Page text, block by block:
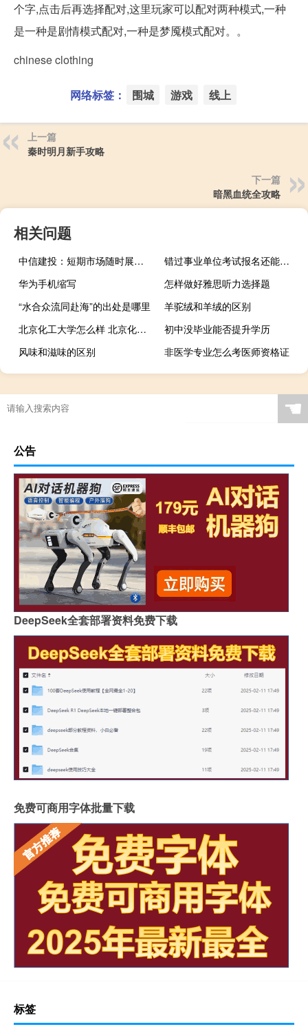
个字,点击后再选择配对,这里玩家可以配对两种模式,一种
是一种是剧情模式配对,一种是梦魇模式配对。。
chinese clothing
网络标签： 围城 游戏 线上
上一篇
秦时明月新手攻略
下一篇
暗黑血统全攻略
相关问题
中信建投：短期市场随时展开超跌反弹
错过事业单位考试报名还能再报考吗
华为手机缩写
怎样做好雅思听力选择题
“水合众流同赴海”的出处是哪里
羊驼绒和羊绒的区别
北京化工大学怎么样 北京化工大学怎么样
初中没毕业能否提升学历
风味和滋味的区别
非医学专业怎么考医师资格证
☚
公告
DeepSeek全套部署资料免费下载
免费可商用字体批量下载
标签